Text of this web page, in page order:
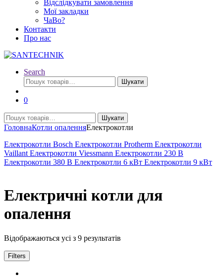
Відслідкувати замовлення
Мої закладки
ЧаВо?
Контакти
Про нас
Search
Шукати:
Шукати
0
Шукати:
Шукати
ГоловнаКотли опаленняЕлектрокотли
Електрокотли Bosch Електрокотли Protherm Електрокотли
Vaillant Електрокотли Viessmann Електрокотли 230 В
Електрокотли 380 В Електрокотли 6 кВт Електрокотли 9 кВт
Електричні котли для
опалення
Відображаються усі з 9 результатів
Filters